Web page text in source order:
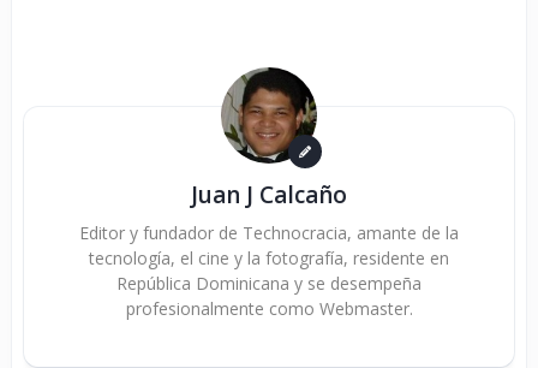
Juan J Calcaño
Editor y fundador de Technocracia, amante de la
tecnología, el cine y la fotografía, residente en
República Dominicana y se desempeña
profesionalmente como Webmaster.